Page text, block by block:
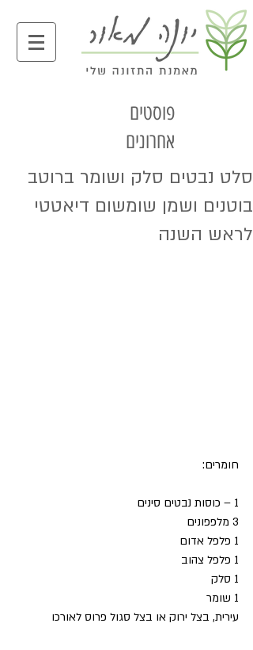
פוסטים
אחרונים
סלט נבטים סלק ושומר ברוטב
בוטנים ושמן שומשום דיאטטי
לראש השנה
חומרים:
1 – כוסות נבטים סינים
3 מלפפונים
1 פלפל אדום
1 פלפל צהוב
1 סלק
1 שומר
עירית, בצל ירוק או בצל סגול פרוס לאורכו